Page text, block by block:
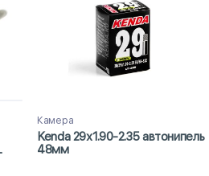
Камера
Kenda 29х1.90-2.35 автонипель
48мм